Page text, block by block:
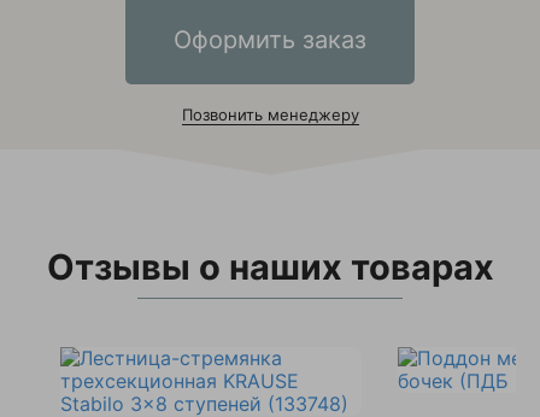
Оформить заказ
Позвонить менеджеру
Отзывы о наших товарах